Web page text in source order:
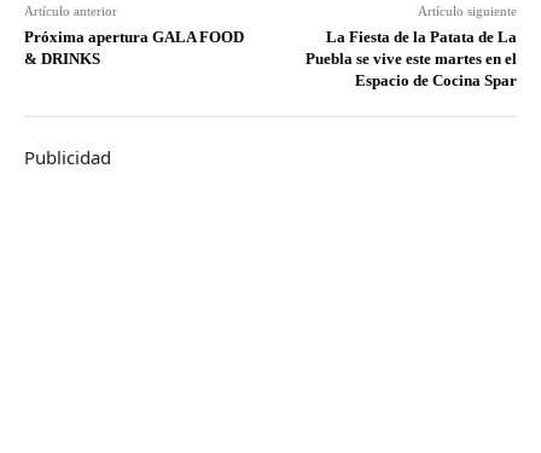
Artículo anterior
Próxima apertura GALA FOOD
& DRINKS
Artículo siguiente
La Fiesta de la Patata de La
Puebla se vive este martes en el
Espacio de Cocina Spar
Publicidad